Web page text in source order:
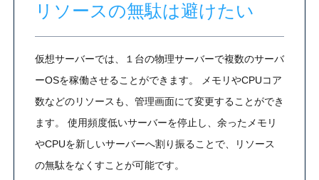
リソースの無駄は避けたい
仮想サーバーでは、１台の物理サーバーで複数のサーバ
ーOSを稼働させることができます。 メモリやCPUコア
数などのリソースも、管理画面にて変更することができ
ます。 使用頻度低いサーバーを停止し、余ったメモリ
やCPUを新しいサーバーへ割り振ることで、リソース
の無駄をなくすことが可能です。